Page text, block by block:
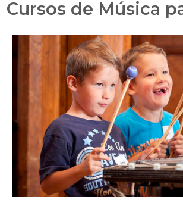
Cursos de Música